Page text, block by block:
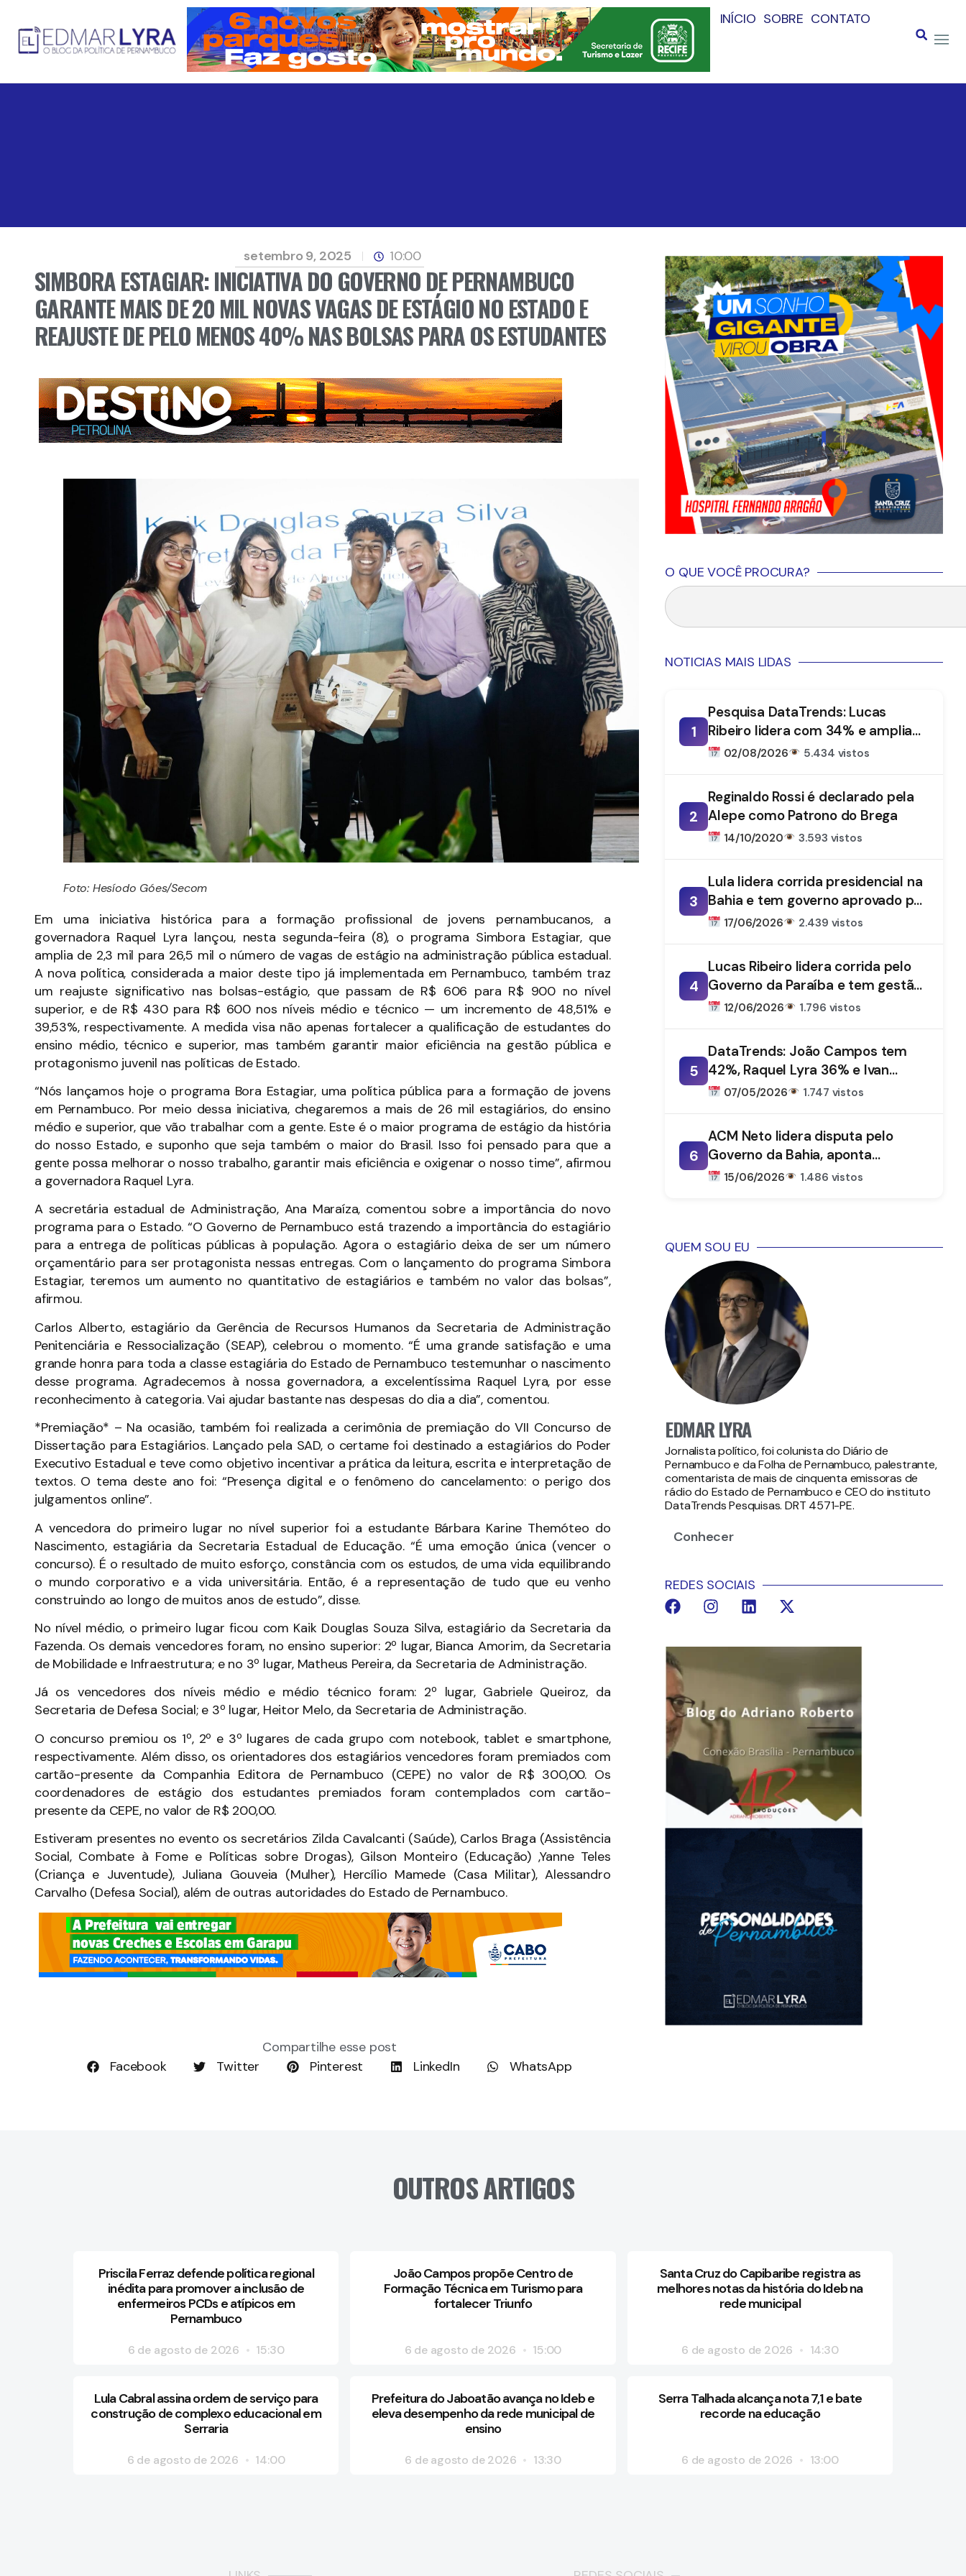
INÍCIO SOBRE CONTATO
setembro 9, 2025 10:00
SIMBORA ESTAGIAR: INICIATIVA DO GOVERNO DE PERNAMBUCO
GARANTE MAIS DE 20 MIL NOVAS VAGAS DE ESTÁGIO NO ESTADO E
REAJUSTE DE PELO MENOS 40% NAS BOLSAS PARA OS ESTUDANTES
Foto: Hesíodo Góes/Secom
Em uma iniciativa histórica para a formação profissional de jovens pernambucanos, a
governadora Raquel Lyra lançou, nesta segunda-feira (8), o programa Simbora Estagiar, que
amplia de 2,3 mil para 26,5 mil o número de vagas de estágio na administração pública estadual.
A nova política, considerada a maior deste tipo já implementada em Pernambuco, também traz
um reajuste significativo nas bolsas-estágio, que passam de R$ 606 para R$ 900 no nível
superior, e de R$ 430 para R$ 600 nos níveis médio e técnico — um incremento de 48,51% e
39,53%, respectivamente. A medida visa não apenas fortalecer a qualificação de estudantes do
ensino médio, técnico e superior, mas também garantir maior eficiência na gestão pública e
protagonismo juvenil nas políticas de Estado.
“Nós lançamos hoje o programa Bora Estagiar, uma política pública para a formação de jovens
em Pernambuco. Por meio dessa iniciativa, chegaremos a mais de 26 mil estagiários, do ensino
médio e superior, que vão trabalhar com a gente. Este é o maior programa de estágio da história
do nosso Estado, e suponho que seja também o maior do Brasil. Isso foi pensado para que a
gente possa melhorar o nosso trabalho, garantir mais eficiência e oxigenar o nosso time”, afirmou
a governadora Raquel Lyra.
A secretária estadual de Administração, Ana Maraíza, comentou sobre a importância do novo
programa para o Estado. “O Governo de Pernambuco está trazendo a importância do estagiário
para a entrega de políticas públicas à população. Agora o estagiário deixa de ser um número
orçamentário para ser protagonista nessas entregas. Com o lançamento do programa Simbora
Estagiar, teremos um aumento no quantitativo de estagiários e também no valor das bolsas”,
afirmou.
Carlos Alberto, estagiário da Gerência de Recursos Humanos da Secretaria de Administração
Penitenciária e Ressocialização (SEAP), celebrou o momento. “É uma grande satisfação e uma
grande honra para toda a classe estagiária do Estado de Pernambuco testemunhar o nascimento
desse programa. Agradecemos à nossa governadora, a excelentíssima Raquel Lyra, por esse
reconhecimento à categoria. Vai ajudar bastante nas despesas do dia a dia”, comentou.
*Premiação* – Na ocasião, também foi realizada a cerimônia de premiação do VII Concurso de
Dissertação para Estagiários. Lançado pela SAD, o certame foi destinado a estagiários do Poder
Executivo Estadual e teve como objetivo incentivar a prática da leitura, escrita e interpretação de
textos. O tema deste ano foi: “Presença digital e o fenômeno do cancelamento: o perigo dos
julgamentos online”.
A vencedora do primeiro lugar no nível superior foi a estudante Bárbara Karine Themóteo do
Nascimento, estagiária da Secretaria Estadual de Educação. “É uma emoção única (vencer o
concurso). É o resultado de muito esforço, constância com os estudos, de uma vida equilibrando
o mundo corporativo e a vida universitária. Então, é a representação de tudo que eu venho
construindo ao longo de muitos anos de estudo”, disse.
No nível médio, o primeiro lugar ficou com Kaik Douglas Souza Silva, estagiário da Secretaria da
Fazenda. Os demais vencedores foram, no ensino superior: 2º lugar, Bianca Amorim, da Secretaria
de Mobilidade e Infraestrutura; e no 3º lugar, Matheus Pereira, da Secretaria de Administração.
Já os vencedores dos níveis médio e médio técnico foram: 2º lugar, Gabriele Queiroz, da
Secretaria de Defesa Social; e 3º lugar, Heitor Melo, da Secretaria de Administração.
O concurso premiou os 1º, 2º e 3º lugares de cada grupo com notebook, tablet e smartphone,
respectivamente. Além disso, os orientadores dos estagiários vencedores foram premiados com
cartão-presente da Companhia Editora de Pernambuco (CEPE) no valor de R$ 300,00. Os
coordenadores de estágio dos estudantes premiados foram contemplados com cartão-
presente da CEPE, no valor de R$ 200,00.
Estiveram presentes no evento os secretários Zilda Cavalcanti (Saúde), Carlos Braga (Assistência
Social, Combate à Fome e Políticas sobre Drogas), Gilson Monteiro (Educação) ,Yanne Teles
(Criança e Juventude), Juliana Gouveia (Mulher), Hercílio Mamede (Casa Militar), Alessandro
Carvalho (Defesa Social), além de outras autoridades do Estado de Pernambuco.
Compartilhe esse post
Facebook
Twitter Pinterest LinkedIn WhatsApp
O QUE VOCÊ PROCURA?
NOTICIAS MAIS LIDAS
1
Pesquisa DataTrends: Lucas
Ribeiro lidera com 34% e amplia
vantagem na disputa pelo
02/08/2026 5.434 vistos
2
Reginaldo Rossi é declarado pela
Alepe como Patrono do Brega
14/10/2020 3.593 vistos
3
Lula lidera corrida presidencial na
Bahia e tem governo aprovado por
61%, aponta DataTrends
17/06/2026 2.439 vistos
4
Lucas Ribeiro lidera corrida pelo
Governo da Paraíba e tem gestão
aprovada por 66%, aponta
12/06/2026 1.796 vistos
5
DataTrends: João Campos tem
42%, Raquel Lyra 36% e Ivan
Moraes 1%
07/05/2026 1.747 vistos
6
ACM Neto lidera disputa pelo
Governo da Bahia, aponta
DataTrends
15/06/2026 1.486 vistos
QUEM SOU EU
EDMAR LYRA
Jornalista político, foi colunista do Diário de
Pernambuco e da Folha de Pernambuco, palestrante,
comentarista de mais de cinquenta emissoras de
rádio do Estado de Pernambuco e CEO do instituto
DataTrends Pesquisas. DRT 4571-PE.
Conhecer
REDES SOCIAIS
OUTROS ARTIGOS
Priscila Ferraz defende política regional
inédita para promover a inclusão de
enfermeiros PCDs e atípicos em
Pernambuco
6 de agosto de 2026 15:30
João Campos propõe Centro de
Formação Técnica em Turismo para
fortalecer Triunfo
6 de agosto de 2026 15:00
Santa Cruz do Capibaribe registra as
melhores notas da história do Ideb na
rede municipal
6 de agosto de 2026 14:30
Lula Cabral assina ordem de serviço para
construção de complexo educacional em
Serraria
6 de agosto de 2026 14:00
Prefeitura do Jaboatão avança no Ideb e
eleva desempenho da rede municipal de
ensino
6 de agosto de 2026 13:30
Serra Talhada alcança nota 7,1 e bate
recorde na educação
6 de agosto de 2026 13:00